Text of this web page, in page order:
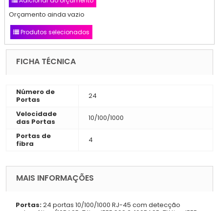
Orçamento ainda vazio
Produtos selecionados
FICHA TÉCNICA
Número de
Portas
24
Velocidade
das Portas
10/100/1000
Portas de
fibra
4
MAIS INFORMAÇÕES
Portas:24 portas 10/100/1000 RJ-45 com detecção